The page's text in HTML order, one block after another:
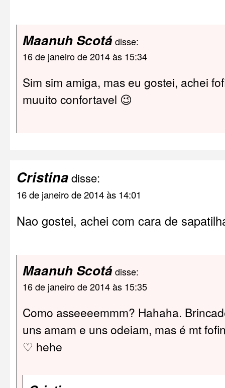
Maanuh Scotádisse:
16 de janeiro de 2014 às 15:34
Sim sim amiga, mas eu gostei, achei
muuito confortavel 😉
Cristinadisse:
16 de janeiro de 2014 às 14:01
Nao gostei, achei com cara de
Maanuh Scotádisse:
16 de janeiro de 2014 às 15:35
Como asseeeemmm? Hahaha.
uns amam e uns odeiam, mas é mt
♡ hehe